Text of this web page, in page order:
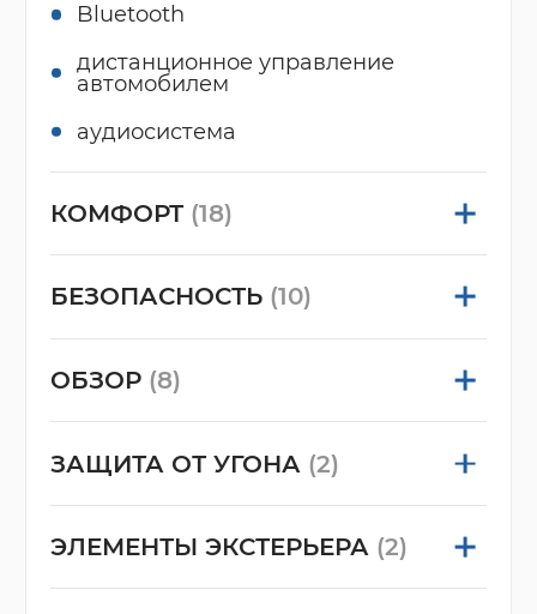
Bluetooth
дистанционное управление
автомобилем
аудиосистема
КОМФОРТ (18)
БЕЗОПАСНОСТЬ (10)
ОБЗОР (8)
ЗАЩИТА ОТ УГОНА (2)
ЭЛЕМЕНТЫ ЭКСТЕРЬЕРА (2)